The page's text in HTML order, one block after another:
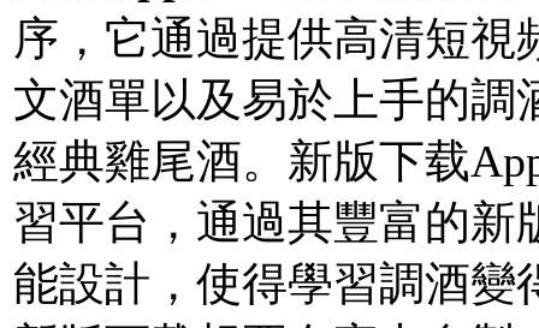
序，它通過提供高清短
文酒單以及易於上手的調
經典雞尾酒。新版下载
習平台，通過其豐富的新
能設計，使得學習調酒變